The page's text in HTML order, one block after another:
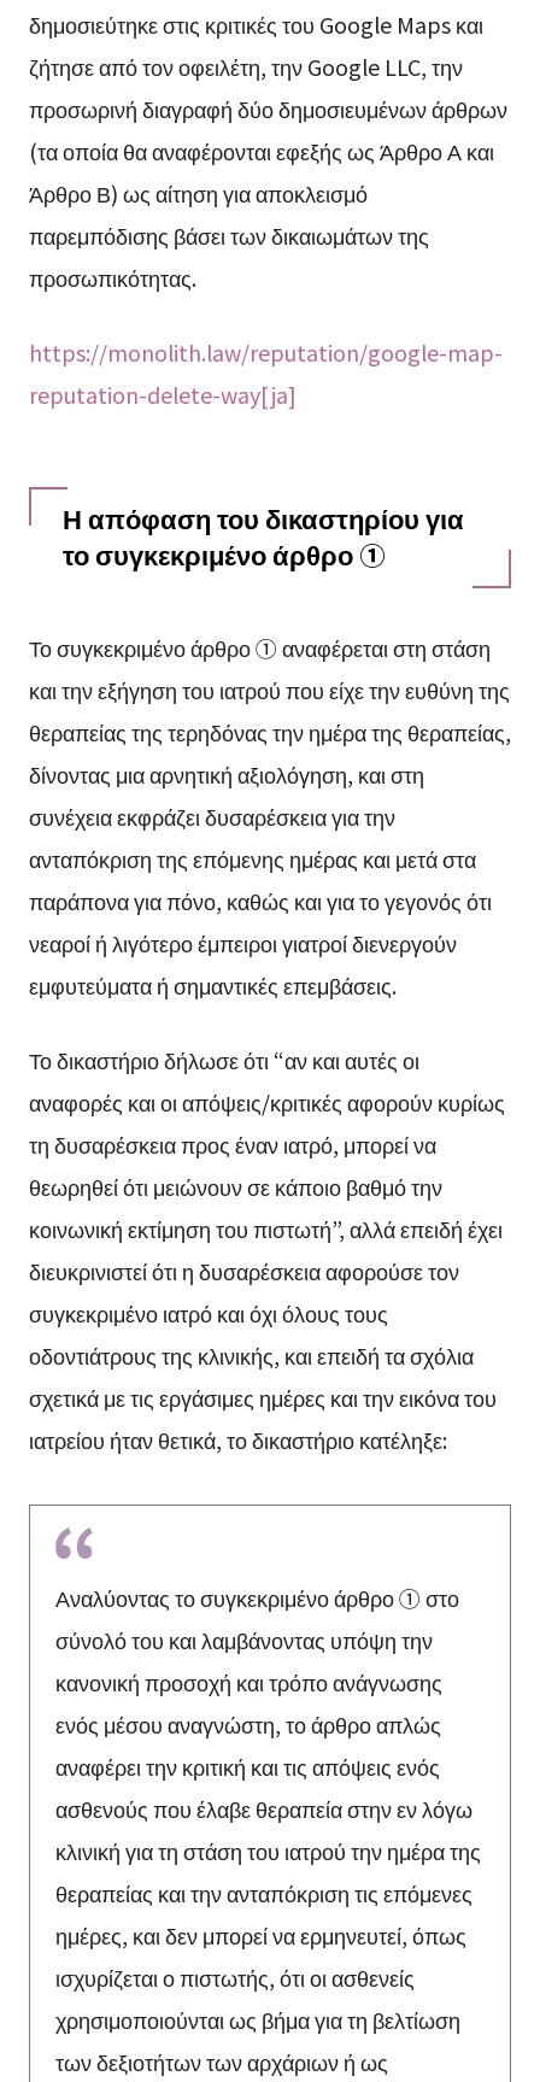
δημοσιεύτηκε στις κριτικές του Google Maps και
ζήτησε από τον οφειλέτη, την Google LLC, την
προσωρινή διαγραφή δύο δημοσιευμένων άρθρων
(τα οποία θα αναφέρονται εφεξής ως Άρθρο Α και
Άρθρο Β) ως αίτηση για αποκλεισμό
παρεμπόδισης βάσει των δικαιωμάτων της
προσωπικότητας.
https://monolith.law/reputation/google-map-
reputation-delete-way[ja]
Η απόφαση του δικαστηρίου για
το συγκεκριμένο άρθρο ①
Το συγκεκριμένο άρθρο ① αναφέρεται στη στάση
και την εξήγηση του ιατρού που είχε την ευθύνη της
θεραπείας της τερηδόνας την ημέρα της θεραπείας,
δίνοντας μια αρνητική αξιολόγηση, και στη
συνέχεια εκφράζει δυσαρέσκεια για την
ανταπόκριση της επόμενης ημέρας και μετά στα
παράπονα για πόνο, καθώς και για το γεγονός ότι
νεαροί ή λιγότερο έμπειροι γιατροί διενεργούν
εμφυτεύματα ή σημαντικές επεμβάσεις.
Το δικαστήριο δήλωσε ότι “αν και αυτές οι
αναφορές και οι απόψεις/κριτικές αφορούν κυρίως
τη δυσαρέσκεια προς έναν ιατρό, μπορεί να
θεωρηθεί ότι μειώνουν σε κάποιο βαθμό την
κοινωνική εκτίμηση του πιστωτή”, αλλά επειδή έχει
διευκρινιστεί ότι η δυσαρέσκεια αφορούσε τον
συγκεκριμένο ιατρό και όχι όλους τους
οδοντιάτρους της κλινικής, και επειδή τα σχόλια
σχετικά με τις εργάσιμες ημέρες και την εικόνα του
ιατρείου ήταν θετικά, το δικαστήριο κατέληξε:
Αναλύοντας το συγκεκριμένο άρθρο ① στο
σύνολό του και λαμβάνοντας υπόψη την
κανονική προσοχή και τρόπο ανάγνωσης
ενός μέσου αναγνώστη, το άρθρο απλώς
αναφέρει την κριτική και τις απόψεις ενός
ασθενούς που έλαβε θεραπεία στην εν λόγω
κλινική για τη στάση του ιατρού την ημέρα της
θεραπείας και την ανταπόκριση τις επόμενες
ημέρες, και δεν μπορεί να ερμηνευτεί, όπως
ισχυρίζεται ο πιστωτής, ότι οι ασθενείς
χρησιμοποιούνται ως βήμα για τη βελτίωση
των δεξιοτήτων των αρχάριων ή ως